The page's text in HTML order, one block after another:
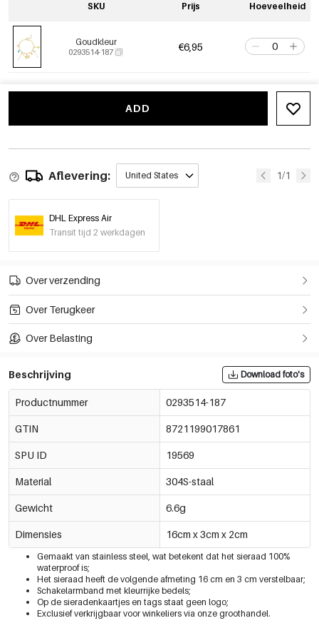
SKU Prijs Hoeveelheid
Goudkleur
0293514-187 €6,95
ADD
Aflevering: United States 1/1
DHL Express Air
Transit tijd 2 werkdagen
Over verzending
Over Terugkeer
Over Belasting
Beschrijving Download foto's
Productnummer 0293514-187
GTIN 8721199017861
SPU ID 19569
Material 304S-staal
Gewicht 6.6g
Dimensies 16cm x 3cm x 2cm
Gemaakt van stainless steel, wat betekent dat het sieraad 100%
waterproof is;
Het sieraad heeft de volgende afmeting 16 cm en 3 cm verstelbaar;
Schakelarmband met kleurrijke bedels;
Op de sieradenkaartjes en tags staat geen logo;
Exclusief verkrijgbaar voor winkeliers via onze groothandel.